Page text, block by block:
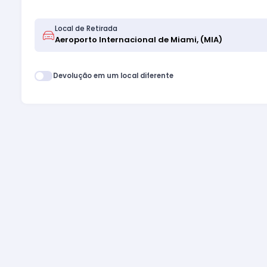
Local de Retirada
Devolução em um local diferente